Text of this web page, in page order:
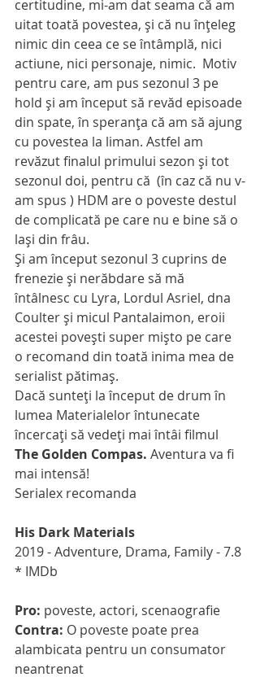
certitudine, mi-am dat seama că am
uitat toată povestea, şi că nu înţeleg
nimic din ceea ce se întâmplă, nici
actiune, nici personaje, nimic.  Motiv
pentru care, am pus sezonul 3 pe
hold şi am început să revăd episoade
din spate, în speranţa că am să ajung
cu povestea la liman. Astfel am
revăzut finalul primului sezon şi tot
sezonul doi, pentru că  (în caz că nu v-
am spus ) HDM are o poveste destul
de complicată pe care nu e bine să o
laşi din frâu.
Şi am început sezonul 3 cuprins de
frenezie şi nerăbdare să mă
întâlnesc cu Lyra, Lordul Asriel, dna
Coulter şi micul Pantalaimon, eroii
acestei poveşti super mişto pe care
o recomand din toată inima mea de
serialist pătimaş.
Dacă sunteţi la început de drum în
lumea Materialelor întunecate
încercaţi să vedeţi mai întâi filmul
The Golden Compas. Aventura va fi
mai intensă!
Serialex recomanda
His Dark Materials
2019 - Adventure, Drama, Family - 7.8
* IMDb
Pro: poveste, actori, scenaografie
Contra: O poveste poate prea
alambicata pentru un consumator
neantrenat